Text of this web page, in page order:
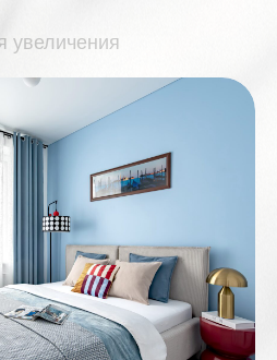
увеличения